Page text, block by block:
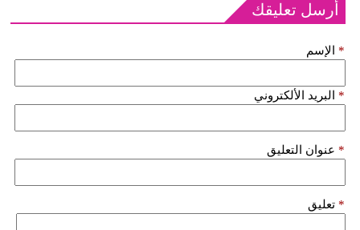
أرسل تعليقك
الإسم *
البريد الألكتروني *
عنوان التعليق *
تعليق *